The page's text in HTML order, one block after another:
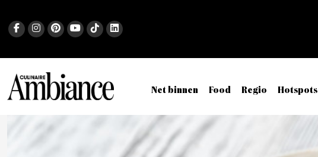
Net binnen Food Regio Hotspots